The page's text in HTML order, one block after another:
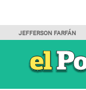
JEFFERSON FARFÁN